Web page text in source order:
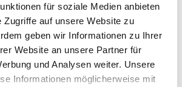
für soziale Medien anbieten
Zugriffe auf unsere Website zu
geben wir Informationen zu Ihrer
Website an unsere Partner für
und Analysen weiter. Unsere
Informationen möglicherweise mit
- Sanierte Substanz, Ruhe